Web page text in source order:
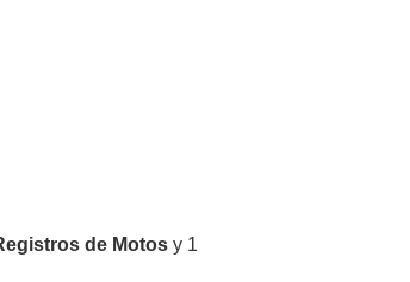
de Motos y 1